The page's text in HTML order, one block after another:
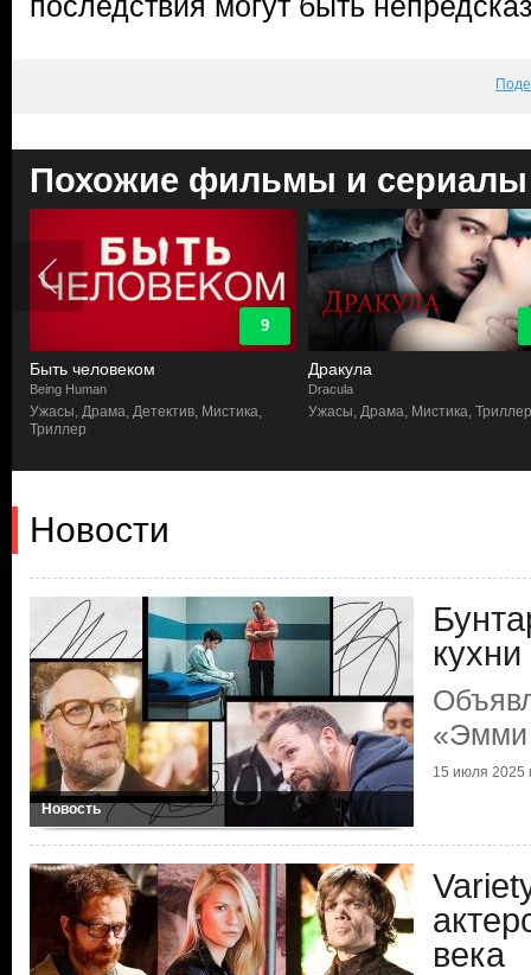
Похожие фильмы и сериалы
9
Быть человеком
Being Human
Ужасы, Драма, Детектив, Мистика,
Триллер
Дракула
Dracula
Ужасы, Драма, Мистика, Триллер
Новости
Новость
15 июля 2025
века